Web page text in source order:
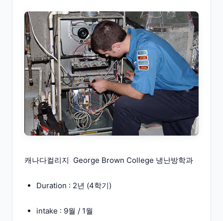
캐나다컬리지 George Brown College 냉난방학과
Duration : 2년 (4학기)
intake : 9월 / 1월